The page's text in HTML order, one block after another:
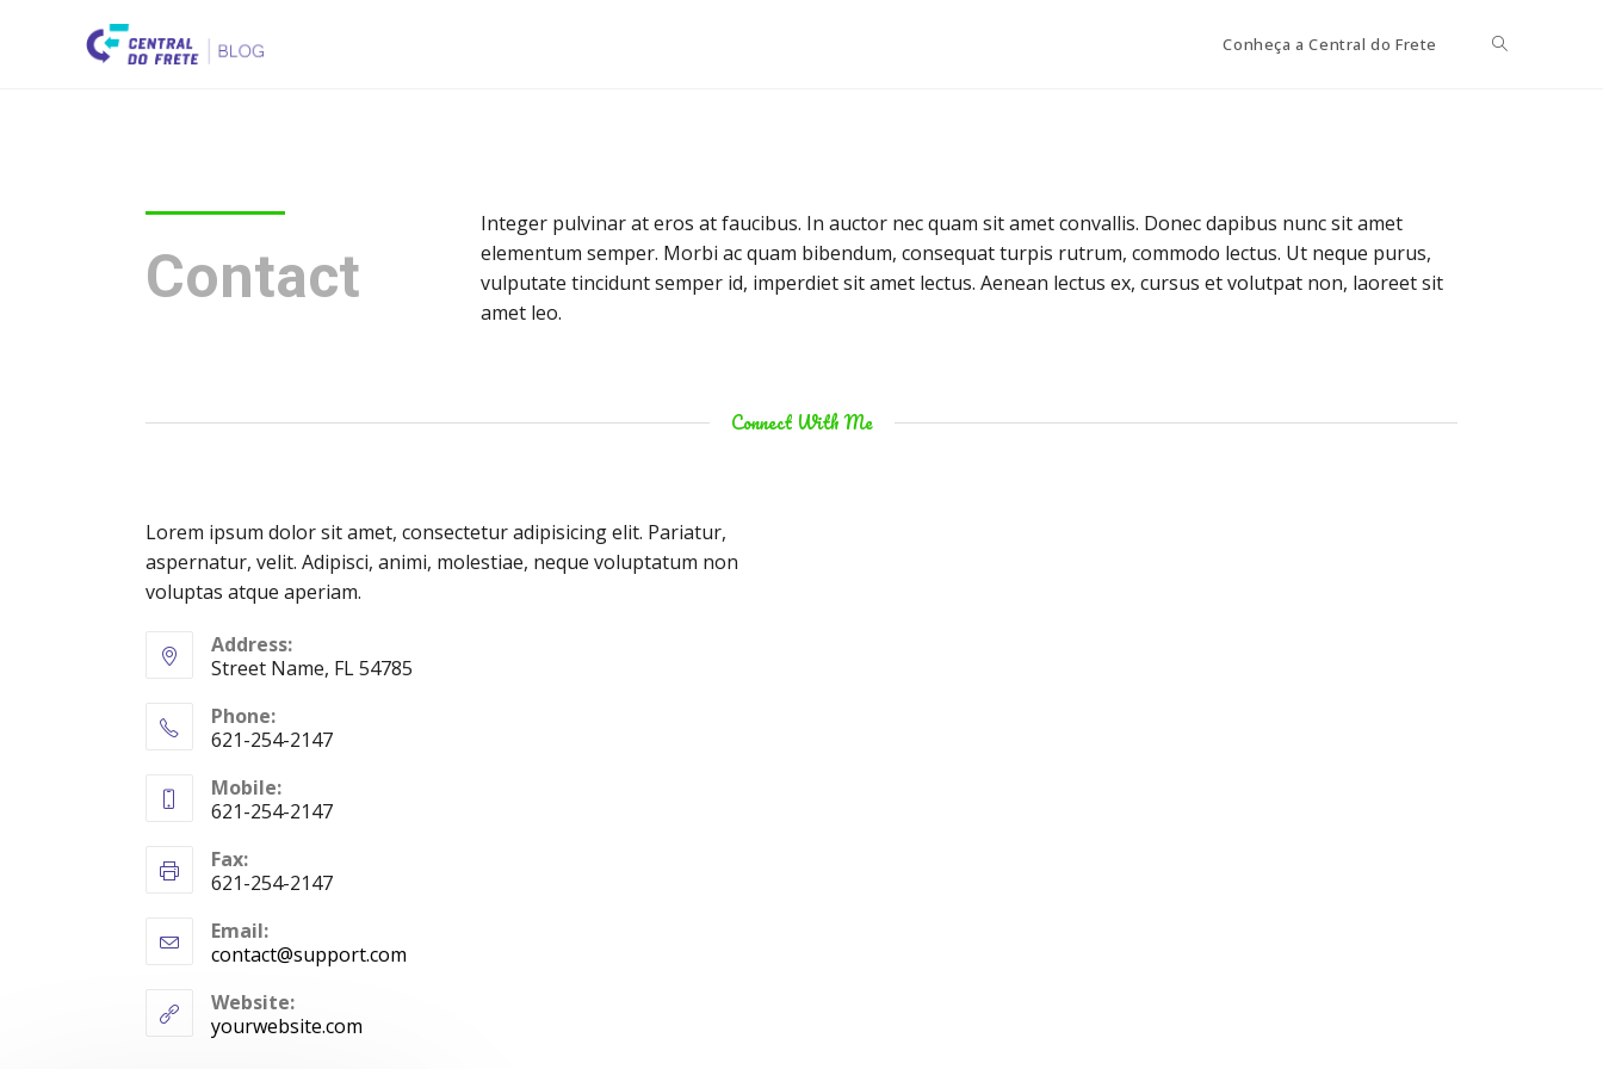
Conheça a Central do Frete
Contact
Integer pulvinar at eros at faucibus. In auctor nec quam sit amet convallis. Donec dapibus nunc sit amet
elementum semper. Morbi ac quam bibendum, consequat turpis rutrum, commodo lectus. Ut neque purus,
vulputate tincidunt semper id, imperdiet sit amet lectus. Aenean lectus ex, cursus et volutpat non, laoreet sit
amet leo.
Connect With Me
Lorem ipsum dolor sit amet, consectetur adipisicing elit. Pariatur,
aspernatur, velit. Adipisci, animi, molestiae, neque voluptatum non
voluptas atque aperiam.
Address:
Street Name, FL 54785
Phone:
621-254-2147
Mobile:
621-254-2147
Fax:
621-254-2147
Email:
contact@support.com
Website:
yourwebsite.com